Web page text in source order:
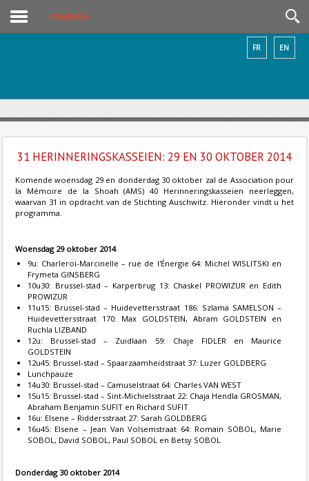
Actualiteiten
EN
FR
31 HERINNERINGSKASSEIEN: 29 EN 30 OKTOBER 2014
Komende woensdag 29 en donderdag 30 oktober zal de Association pour
la Mémoire de la Shoah (AMS) 40 Herinneringskasseien neerleggen,
waarvan 31 in opdracht van de Stichting Auschwitz. Hieronder vindt u het
programma.
Woensdag 29 oktober 2014
9u: Charleroi-Marcinelle – rue de l'Énergie 64: Michel WISLITSKI en
Frymeta GINSBERG
10u30: Brussel-stad – Karperbrug 13: Chaskel PROWIZUR en Edith
PROWIZUR
11u15: Brussel-stad – Huidevettersstraat 186: Szlama SAMELSON –
Huidevettersstraat 170: Max GOLDSTEIN, Abram GOLDSTEIN en
Ruchla LIZBAND
12u: Brussel-stad – Zuidlaan 59: Chaje FIDLER en Maurice
GOLDSTEIN
12u45: Brussel-stad – Spaarzaamheidstraat 37: Luzer GOLDBERG
Lunchpauze
14u30: Brussel-stad – Camuselstraat 64: Charles VAN WEST
15u15: Brussel-stad – Sint-Michielsstraat 22: Chaja Hendla GROSMAN,
Abraham Benjamin SUFIT en Richard SUFIT
16u: Elsene – Riddersstraat 27: Sarah GOLDBERG
16u45: Elsene – Jean Van Volsemstraat 64: Romain SOBOL, Marie
SOBOL, David SOBOL, Paul SOBOL en Betsy SOBOL
Donderdag 30 oktober 2014